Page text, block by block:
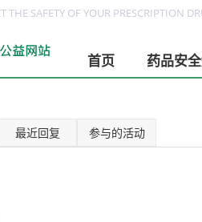
THE SAFETY OF YOUR PRESCRIPTION
首页 药品安
最近回复 参与的活动